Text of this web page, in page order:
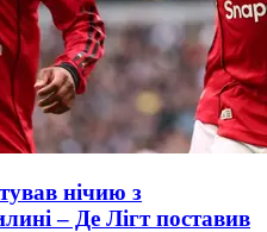
нічию з
– Де Лігт поставив